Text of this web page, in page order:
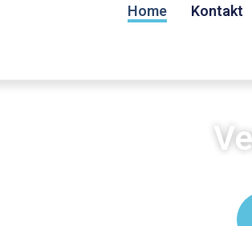
Home Kontakt